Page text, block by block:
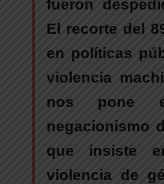
fueron
El recorte del
en políticas
violencia
nos pone
negacionismo
que insiste
violencia de